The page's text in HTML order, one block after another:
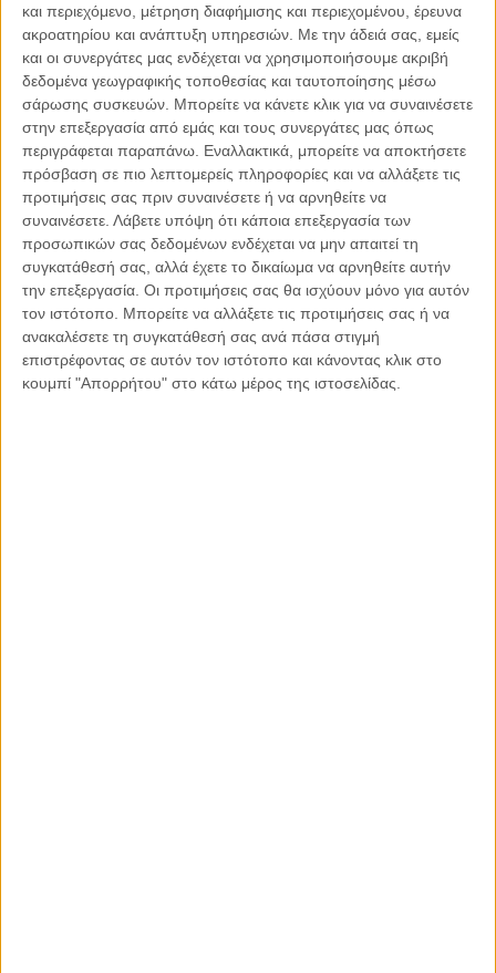
και περιεχόμενο, μέτρηση διαφήμισης και περιεχομένου, έρευνα
ακροατηρίου και ανάπτυξη υπηρεσιών. Με την άδειά σας, εμείς
και οι συνεργάτες μας ενδέχεται να χρησιμοποιήσουμε ακριβή
δεδομένα γεωγραφικής τοποθεσίας και ταυτοποίησης μέσω
σάρωσης συσκευών. Μπορείτε να κάνετε κλικ για να συναινέσετε
στην επεξεργασία από εμάς και τους συνεργάτες μας όπως
περιγράφεται παραπάνω. Εναλλακτικά, μπορείτε να αποκτήσετε
πρόσβαση σε πιο λεπτομερείς πληροφορίες και να αλλάξετε τις
προτιμήσεις σας πριν συναινέσετε ή να αρνηθείτε να
συναινέσετε. Λάβετε υπόψη ότι κάποια επεξεργασία των
προσωπικών σας δεδομένων ενδέχεται να μην απαιτεί τη
συγκατάθεσή σας, αλλά έχετε το δικαίωμα να αρνηθείτε αυτήν
την επεξεργασία. Οι προτιμήσεις σας θα ισχύουν μόνο για αυτόν
τον ιστότοπο. Μπορείτε να αλλάξετε τις προτιμήσεις σας ή να
ανακαλέσετε τη συγκατάθεσή σας ανά πάσα στιγμή
επιστρέφοντας σε αυτόν τον ιστότοπο και κάνοντας κλικ στο
κουμπί "Απορρήτου" στο κάτω μέρος της ιστοσελίδας.
21.04.2021, 8:16
ΚΎΠΡΟΣ, ΠΟΛΙΤΙΣΜΌΣ, ΤΟ ΘΈΜΑ ΤΗΣ ΗΜΈΡΑΣ
Καθηγητής στο εδώλιο για σεξουαλική